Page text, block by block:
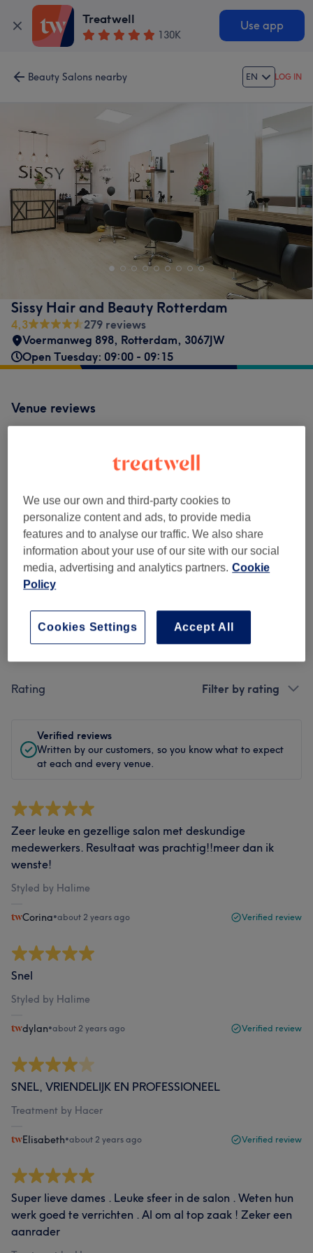
Treatwell
130K
Use app
Beauty Salons nearby EN LOG IN
Sissy Hair and Beauty Rotterdam
4,3
279 reviews
Voermanweg 898, Rotterdam, 3067JW
Open Tuesday: 09:00 - 09:15
Venue reviews
Ambience
Cleanliness
Staff
Rating Filter by rating
Verified reviews
Written by our customers, so you know what to expect
at each and every venue.
Zeer leuke en gezellige salon met deskundige
medewerkers. Resultaat was prachtig!!meer dan ik
wenste!
Styled by Halime
Corina•about 2 years ago Verified review
Snel
Styled by Halime
dylan•about 2 years ago Verified review
SNEL, VRIENDELIJK EN PROFESSIONEEL
Treatment by Hacer
Elisabeth•about 2 years ago Verified review
Super lieve dames . Leuke sfeer in de salon . Weten hun
werk goed te verrichten . Al om al top zaak ! Zeker een
aanrader
We use our own and third-party cookies to
personalize content and ads, to provide media
features and to analyse our traffic. We also share
information about your use of our site with our social
media, advertising and analytics partners. Cookie
Policy
Accept All
Cookies Settings